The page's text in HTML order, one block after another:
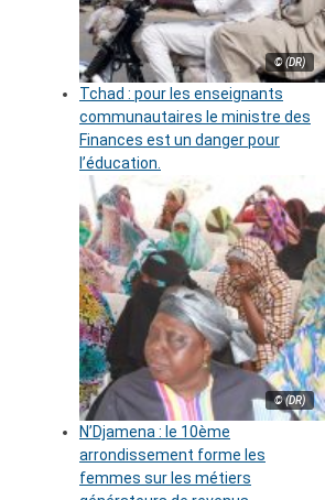
© (DR)
Tchad : pour les enseignants
communautaires le ministre des
Finances est un danger pour
l’éducation.
© (DR)
N’Djamena : le 10ème
arrondissement forme les
femmes sur les métiers